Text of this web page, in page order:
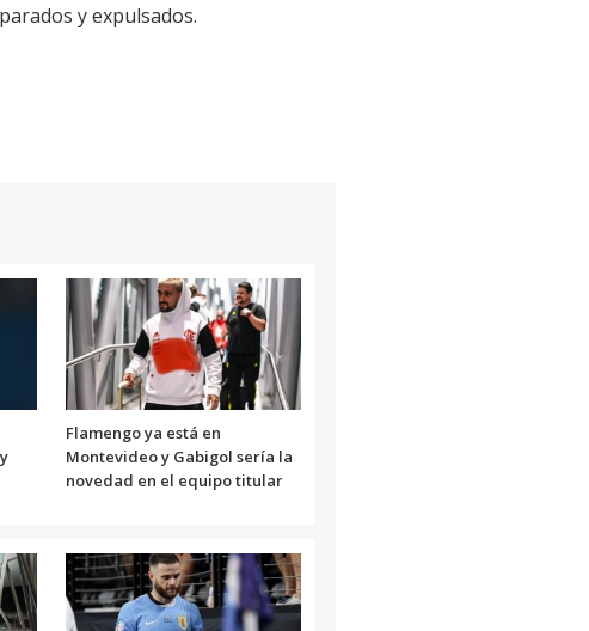
y expulsados.
Flamengo ya está en
Montevideo y Gabigol sería la
novedad en el equipo titular